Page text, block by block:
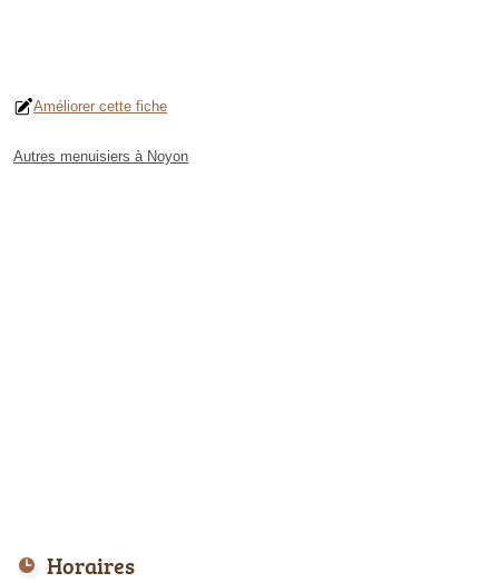
Améliorer cette fiche
Autres menuisiers à Noyon
Horaires